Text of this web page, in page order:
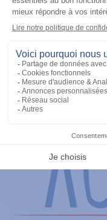
900 MHz
(896-
Ajouter à la